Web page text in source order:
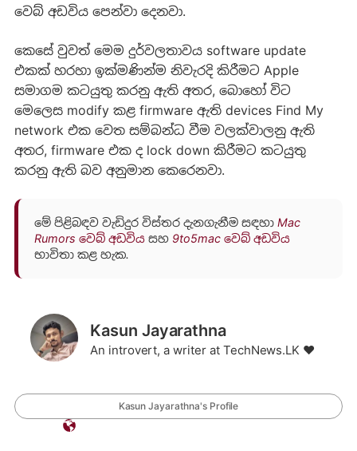
වෙබ් අඩවිය පෙන්වා දෙනවා.
කෙසේ වුවත් මෙම දුර්වලතාවය software update
එකක් හරහා ඉක්මණින්ම නිවැරදි කිරීමට Apple
සමාගම කටයුතු කරනු ඇති අතර, බොහෝ විට
මෙලෙස modify කළ firmware ඇති devices Find My
network එක වෙත සම්බන්ධ වීම වලක්වාලනු ඇති
අතර, firmware එක ද lock down කිරීමට කටයුතු
කරනු ඇති බව අනුමාන කෙරෙනවා.
මේ පිළිබඳව වැඩිදුර විස්තර දැනගැනීම සඳහා Mac
Rumors වෙබ් අඩවියසහ 9to5mac වෙබ් අඩවිය
භාවිතා කළ හැක.
Kasun Jayarathna
An introvert, a writer at TechNews.LK ❤️
Kasun Jayarathna's Profile